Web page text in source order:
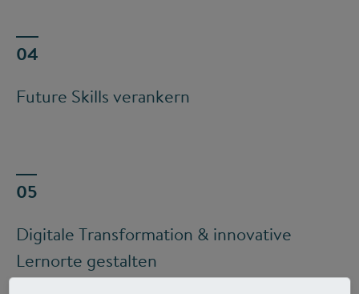
Future Skills verankern
Digitale Transformation & innovative
Lernorte gestalten